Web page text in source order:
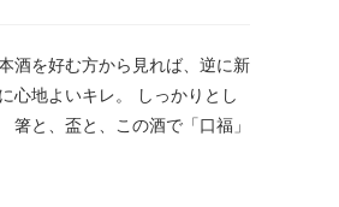
酒を好む方から見れば、逆に新
心地よいキレ。 しっかりとし
と、盃と、この酒で「口福」